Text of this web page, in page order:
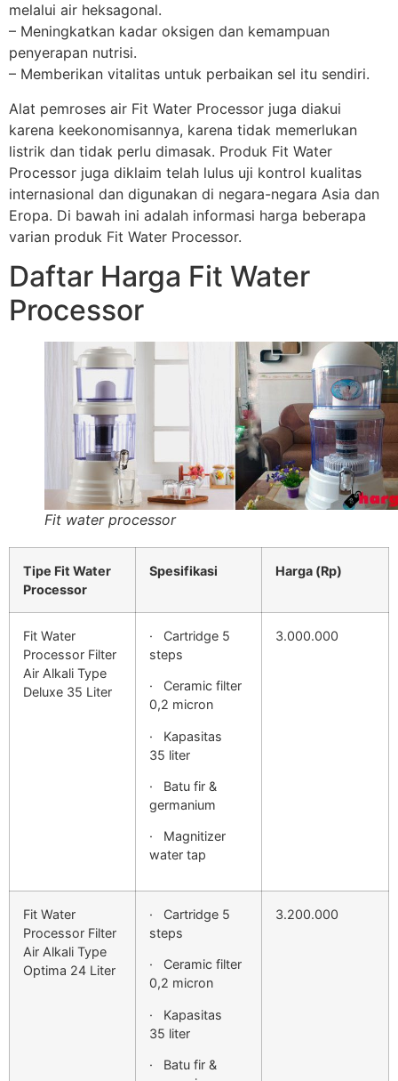
melalui air heksagonal.
– Meningkatkan kadar oksigen dan kemampuan
penyerapan nutrisi.
– Memberikan vitalitas untuk perbaikan sel itu sendiri.
Alat pemroses air Fit Water Processor juga diakui
karena keekonomisannya, karena tidak memerlukan
listrik dan tidak perlu dimasak. Produk Fit Water
Processor juga diklaim telah lulus uji kontrol kualitas
internasional dan digunakan di negara-negara Asia dan
Eropa. Di bawah ini adalah informasi harga beberapa
varian produk Fit Water Processor.
Daftar Harga Fit Water
Processor
Fit water processor
Tipe Fit Water
Processor
Spesifikasi Harga (Rp)
Fit Water
Processor Filter
Air Alkali Type
Deluxe 35 Liter
· Cartridge 5
steps
· Ceramic filter
0,2 micron
· Kapasitas
35 liter
· Batu fir &
germanium
· Magnitizer
water tap
3.000.000
Fit Water
Processor Filter
Air Alkali Type
Optima 24 Liter
· Cartridge 5
steps
· Ceramic filter
0,2 micron
· Kapasitas
35 liter
· Batu fir &
3.200.000